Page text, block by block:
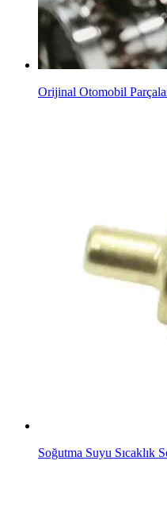
Orijinal Otomobil
Soğutma Suyu Sıcaklık